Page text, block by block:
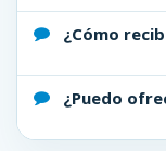
¿Cómo
¿Puedo